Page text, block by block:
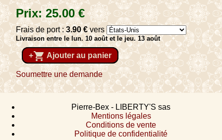
Prix:25.00€
Frais de port :3.90€vers
Livraison entre le lun. 10 août et le jeu. 13 août
+shopping_cart Ajouter au panier
Soumettre une demande
Pierre-Bex - LIBERTY'S sas
Mentions légales
Conditions de vente
Politique de confidentialité